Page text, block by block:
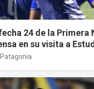
24 de la Primera
en su visita a
Patagonia